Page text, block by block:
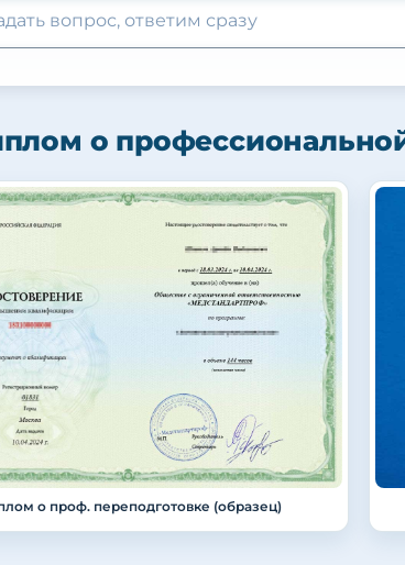
о
о проф. переподготовке (образец)